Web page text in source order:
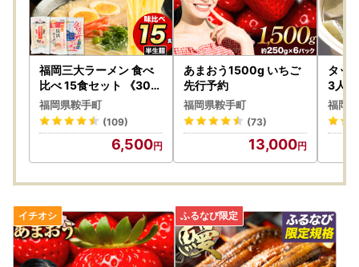
福岡三大ラーメン 食べ
比べ 15食セット 《30日
以内に出荷予定(土日祝
除く)》豚骨 常温 常温保
存 博多ラーメン 長浜ラ
ーメン 久留米ラーメン
福岡県鞍手町
(109)
6,500
あまおう1500g いちご
先行予約
福岡県鞍手町
(73)
13,000
タッ
3人
韓国
に出
》
福岡